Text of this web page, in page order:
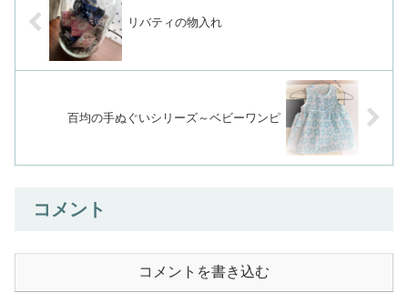
リバティの物入れ
百均の手ぬぐいシリーズ～ベビーワンピ
コメント
コメントを書き込む